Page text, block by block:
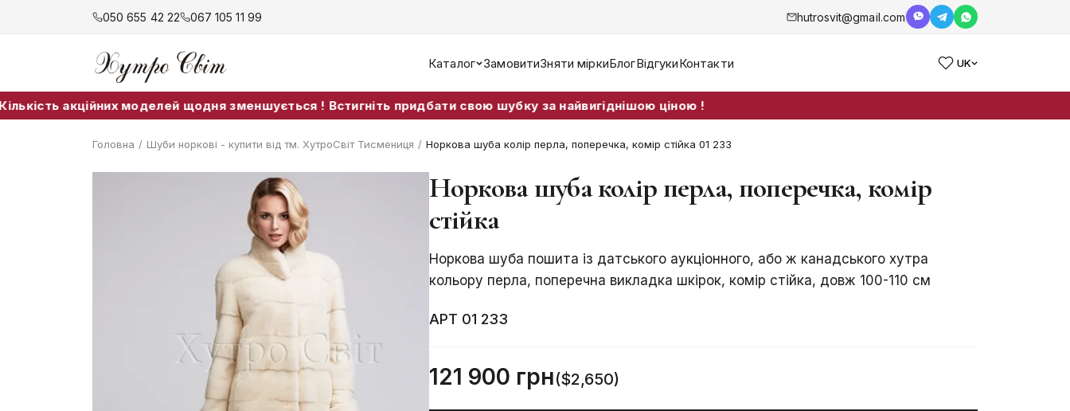
Каталог ЗамовитиЗняти міркиБлогВідгукиКонтакти UK
050 655 42 22 067 105 11 99 hutrosvit@gmail.com
моделей щодня зменшується ! Встигніть придбати свою шубку за найвигіднішою ціною !
Головна / Шуби норкові - купити від тм. ХутроСвіт Тисмениця / Норкова шуба колір перла, поперечка, комір стійка 01 233
Норкова шуба колір перла, поперечка, комір
стійка
Норкова шуба пошита із датського аукціонного, або ж канадського хутра
кольору перла, поперечна викладка шкірок, комір стійка, довж 100-110 см
АРТ 01 233
121 900 грн($2,650)